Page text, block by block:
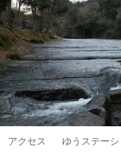
アクセス ゆうステー